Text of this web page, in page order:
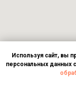
Используя сайт, вы
персональных данных